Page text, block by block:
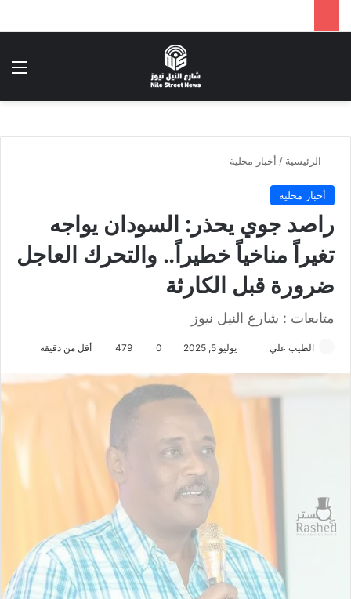
الرئيسية / أخبار محلية
أخبار محلية
راصد جوي يحذر: السودان يواجه
تغيراً مناخياً خطيراً.. والتحرك العاجل
ضرورة قبل الكارثة
متابعات : شارع النيل نيوز
الطيب علي
ك
ت
ر
يوليو 5, 2025 0 أقل من دقيقة